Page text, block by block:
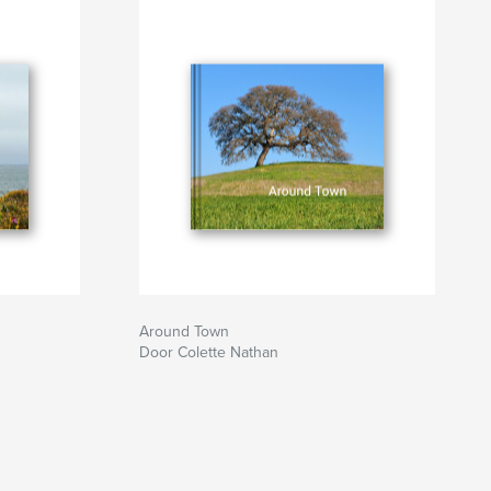
Around Town
Door Colette Nathan